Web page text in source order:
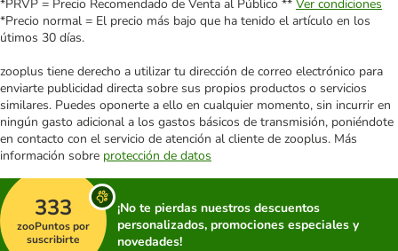
*PRVP = Precio Recomendado de Venta al Público ** Ver condiciones
*Precio normal = El precio más bajo que ha tenido el artículo en los
útimos 30 días.
zooplus tiene derecho a utilizar tu dirección de correo electrónico para
enviarte publicidad directa sobre sus propios productos o servicios
similares. Puedes oponerte a ello en cualquier momento, sin incurrir en
ningún gasto adicional a los gastos básicos de transmisión, poniéndote
en contacto con el servicio de atención al cliente de zooplus. Más
información sobre protección de datos
333
zooPuntos por
suscribirte
¡No te pierdas nuestros descuentos
personalizados, promociones especiales y
novedades!